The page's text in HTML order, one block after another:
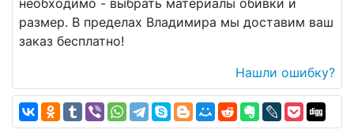
необходимо - выбрать материалы обивки и
размер. В пределах Владимира мы доставим ваш
заказ бесплатно!
Нашли ошибку?